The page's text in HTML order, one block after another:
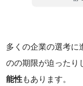
多くの企業の選考に
のの期限が迫ったり
能性もあります。